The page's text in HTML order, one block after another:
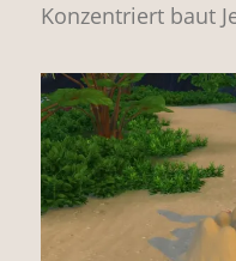
Konzentriert baut